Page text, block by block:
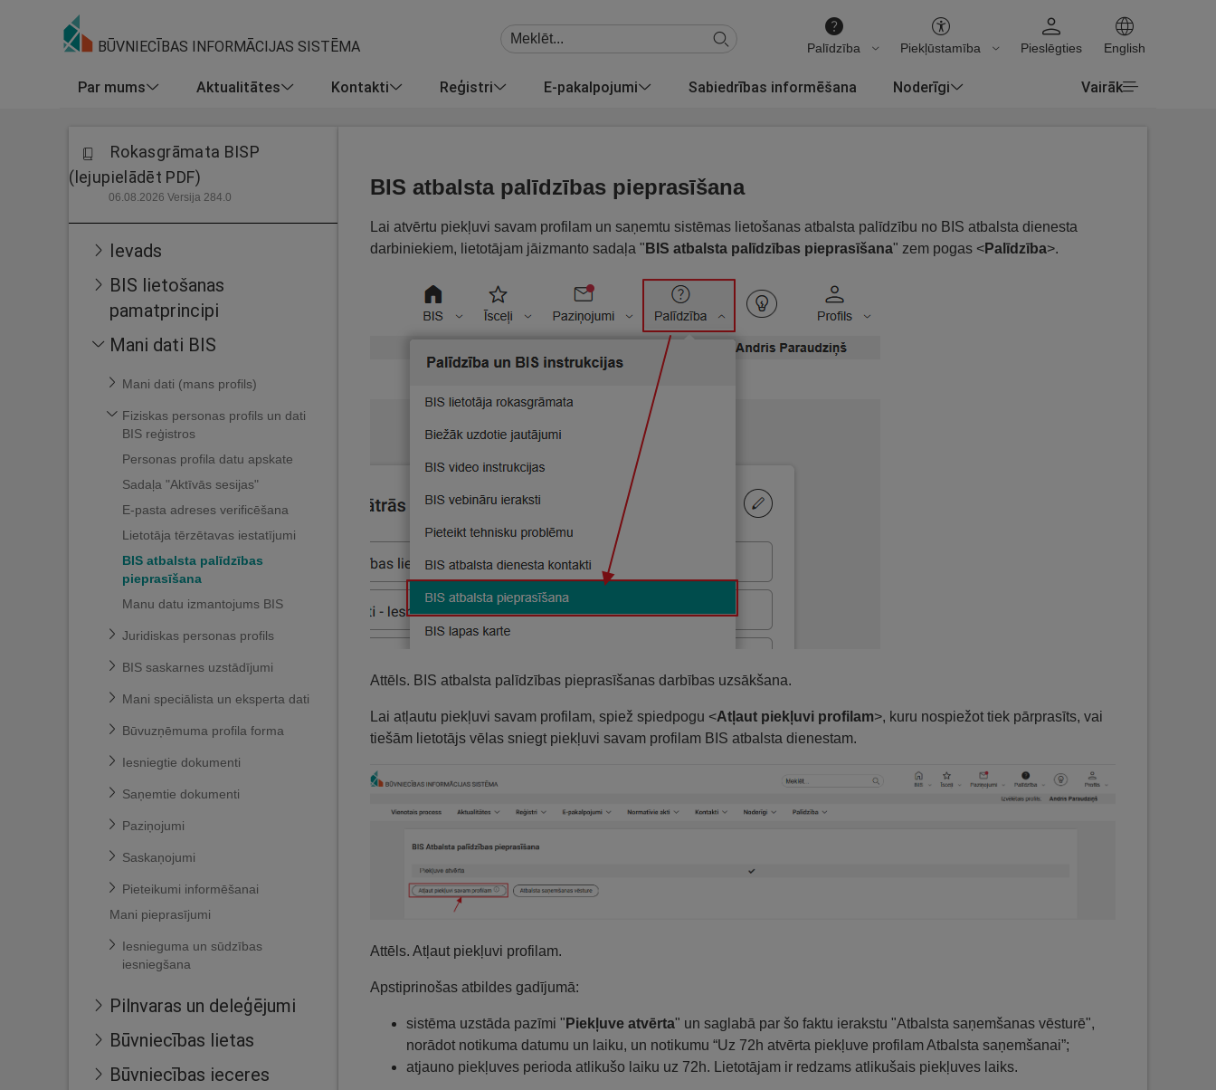
BŪVNIECĪBAS INFORMĀCIJAS SISTĒMA Palīdzība Piekļūstamība Pieslēgties English
Par mums Aktualitātes Kontakti Reģistri E-pakalpojumi Sabiedrības informēšana Noderīgi Vairāk
Rokasgrāmata BISP
(lejupielādēt PDF)
06.08.2026 Versija 284.0
Ievads
BIS lietošanas
pamatprincipi
Mani dati BIS
Mani dati (mans profils)
Fiziskas personas profils un dati
BIS reģistros
Personas profila datu apskate
Sadaļa "Aktīvās sesijas"
E-pasta adreses verificēšana
Lietotāja tērzētavas iestatījumi
BIS atbalsta palīdzības
pieprasīšana
Manu datu izmantojums BIS
Juridiskas personas profils
BIS saskarnes uzstādījumi
Mani speciālista un eksperta dati
Būvuzņēmuma profila forma
Iesniegtie dokumenti
Saņemtie dokumenti
Paziņojumi
Saskaņojumi
Pieteikumi informēšanai
Mani pieprasījumi
Iesnieguma un sūdzības
iesniegšana
Pilnvaras un deleģējumi
Būvniecības lietas
Būvniecības ieceres
BIS atbalsta palīdzības pieprasīšana
Lai atvērtu piekļuvi savam profilam un saņemtu sistēmas lietošanas atbalsta palīdzību no BIS atbalsta dienesta
darbiniekiem, lietotājam jāizmanto sadaļa " BIS atbalsta palīdzības pieprasīšana" zem pogas <Palīdzība>.
Attēls. BIS atbalsta palīdzības pieprasīšanas darbības uzsākšana.
Lai atļautu piekļuvi savam profilam, spiež spiedpogu <Atļaut piekļuvi profilam>, kuru nospiežot tiek pārprasīts, vai
tiešām lietotājs vēlas sniegt piekļuvi savam profilam BIS atbalsta dienestam.
Attēls. Atļaut piekļuvi profilam.
Apstiprinošas atbildes gadījumā:
sistēma uzstāda pazīmi " Piekļuve atvērta" un saglabā par šo faktu ierakstu "Atbalsta saņemšanas vēsturē",
norādot notikuma datumu un laiku, un notikumu “Uz 72h atvērta piekļuve profilam Atbalsta saņemšanai”;
atjauno piekļuves perioda atlikušo laiku uz 72h. Lietotājam ir redzams atlikušais piekļuves laiks.